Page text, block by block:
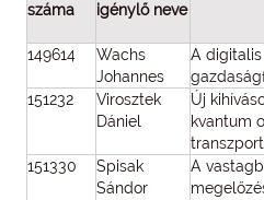
száma
igénylő neve
149614
Wachs
Johannes
A
151232
Virosztek
Dániel
Új
kvantum
151330
Spisak
Sándor
A